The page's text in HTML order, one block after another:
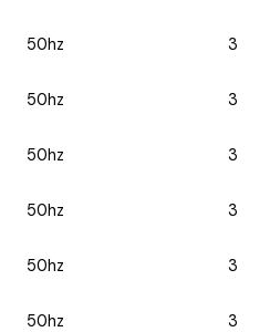
50hz 3
50hz 3
50hz 3
50hz 3
50hz 3
50hz 3